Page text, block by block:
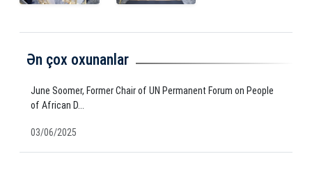
Ən çox oxunanlar
June Soomer, Former Chair of UN Permanent Forum on People
of African D...
03/06/2025